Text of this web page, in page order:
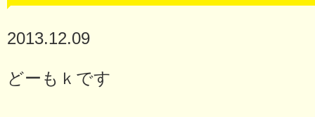
2013.12.09
どーもｋです